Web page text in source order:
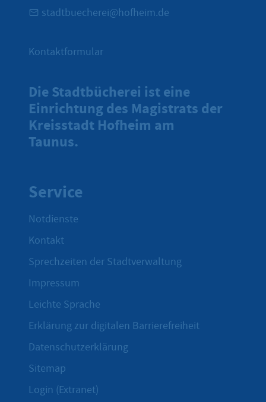
stadtbuecherei@hofheim.de
Kontaktformular
Die Stadtbücherei ist eine
Einrichtung des Magistrats der
Kreisstadt Hofheim am
Taunus.
Service
Notdienste
Kontakt
Sprechzeiten der Stadtverwaltung
Impressum
Leichte Sprache
Erklärung zur digitalen Barrierefreiheit
Datenschutzerklärung
Sitemap
Login (Extranet)